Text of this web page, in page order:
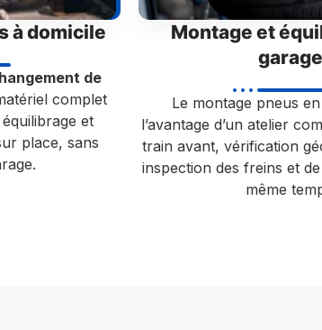
à domicile
de
complet
et
place, sans
Montage et
garage
Le montage pneus
l’avantage d’un atelier
train avant, vérification
inspection des freins et
même